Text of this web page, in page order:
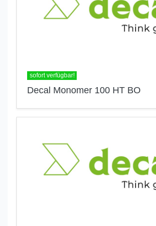
sofort verfügbar!
Decal Monomer 100 HT BO